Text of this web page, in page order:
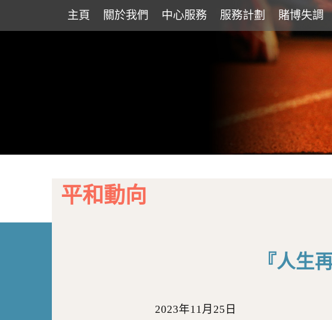
主頁 關於我們 中心服務 服務計劃 賭博失調
平和動向
『人生
2023年11月25日